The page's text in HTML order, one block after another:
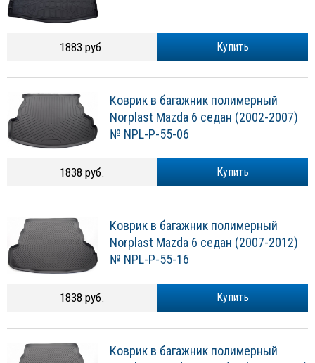
Купить
1883 руб.
Коврик в багажник полимерный
Norplast Mazda 6 седан (2002-2007)
№ NPL-P-55-06
Купить
1838 руб.
Коврик в багажник полимерный
Norplast Mazda 6 седан (2007-2012)
№ NPL-P-55-16
Купить
1838 руб.
Коврик в багажник полимерный